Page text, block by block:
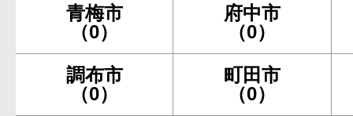
青梅市
（0）
府中市
（0）
調布市
（0）
町田市
（0）